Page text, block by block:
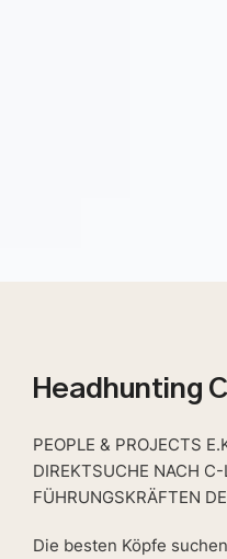
Headhunting
PEOPLE & PROJECTS
DIREKTSUCHE NACH
FÜHRUNGSKRÄFTEN
Die besten Köpfe